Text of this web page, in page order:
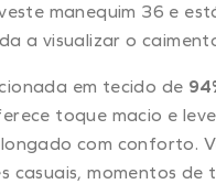
manequim 36 e
a visualizar o
em tecido de
toque macio e
com conforto.
casuais, momentos